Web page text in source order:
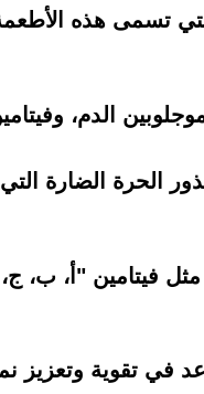
تسمى هذه
الدم،
الحرة الضارة
فيتامين "أ، ب،
في تقوية وتعزيز